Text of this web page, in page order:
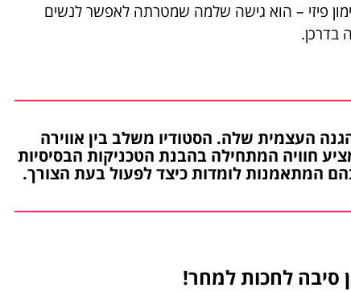
פיזי – הוא גישה שלמה שמטרתה לאפשר לנשים
בדרכן.
העצמית שלה. הסטודיו משלב בין אווירה
חוויה המתחילה בהבנת הטכניקות הבסיסיות
המתאמנות לומדות כיצד לפעול בעת הצורך.
סיבה לחכות למחר!